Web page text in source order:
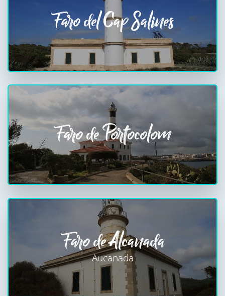
Faro del Cap Salines
Faro de Portocolom
Faro de Alcanada
Aucanada